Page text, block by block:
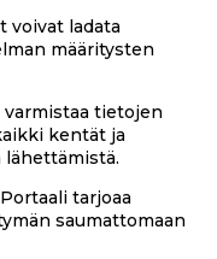
voivat ladata
määritysten
varmistaa tietojen
kentät ja
Portaali tarjoaa
saumattomaan